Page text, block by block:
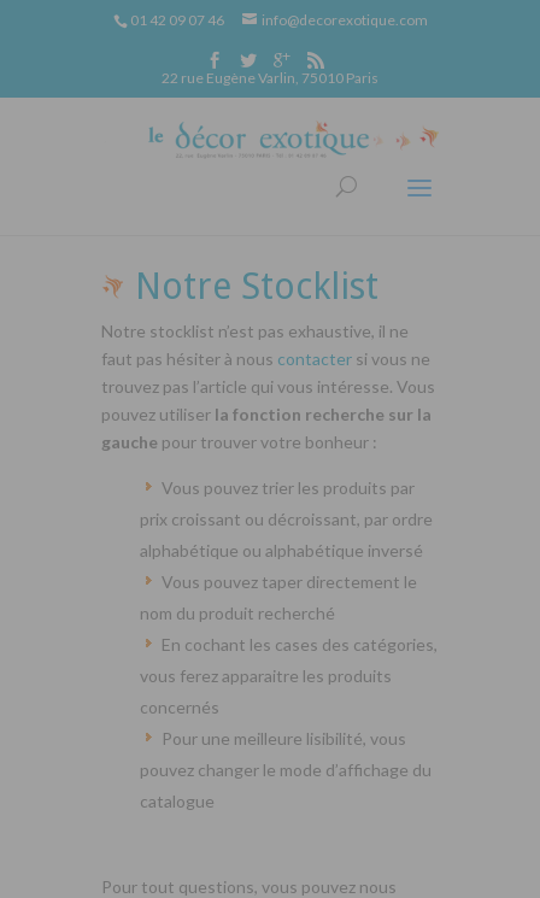
01 42 09 07 46 info@decorexotique.com
22 rue Eugène Varlin, 75010 Paris
Notre Stocklist
Notre stocklist n’est pas exhaustive, il ne
faut pas hésiter à nous contacter si vous ne
trouvez pas l’article qui vous intéresse. Vous
pouvez utiliser la fonction recherche sur la
gauche pour trouver votre bonheur :
Vous pouvez trier les produits par
prix croissant ou décroissant, par ordre
alphabétique ou alphabétique inversé
Vous pouvez taper directement le
nom du produit recherché
En cochant les cases des catégories,
vous ferez apparaitre les produits
concernés
Pour une meilleure lisibilité, vous
pouvez changer le mode d’affichage du
catalogue
Pour tout questions, vous pouvez nous